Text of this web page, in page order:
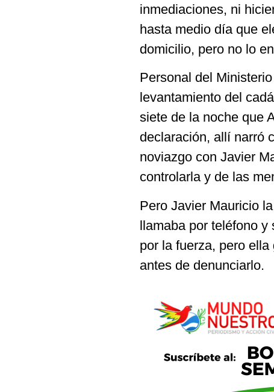
inmediaciones, ni
hasta medio día que
domicilio, pero no lo
Personal del
levantamiento del
siete de la noche que
declaración, allí narró
noviazgo con Javier
controlarla y de las
Pero Javier Mauricio
llamaba por teléfono
por la fuerza, pero
antes de denunciarlo.